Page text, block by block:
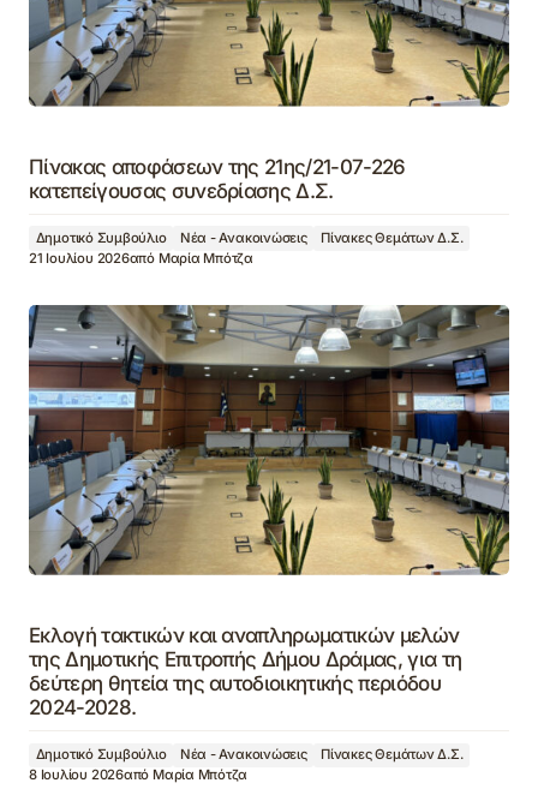
Πίνακας αποφάσεων της 21ης/21-07-226
κατεπείγουσας συνεδρίασης Δ.Σ.
Δημοτικό Συμβούλιο Νέα - Ανακοινώσεις
Πίνακες Θεμάτων Δ.Σ.
21 Ιουλίου 2026από Μαρία Μπότζα
Εκλογή τακτικών και αναπληρωματικών μελών
της Δημοτικής Επιτροπής Δήμου Δράμας, για τη
δεύτερη θητεία της αυτοδιοικητικής περιόδου
2024-2028.
Δημοτικό Συμβούλιο Νέα - Ανακοινώσεις
Πίνακες Θεμάτων Δ.Σ.
8 Ιουλίου 2026από Μαρία Μπότζα